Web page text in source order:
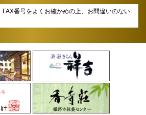
番号をよくお確かめの上、お間違いのない